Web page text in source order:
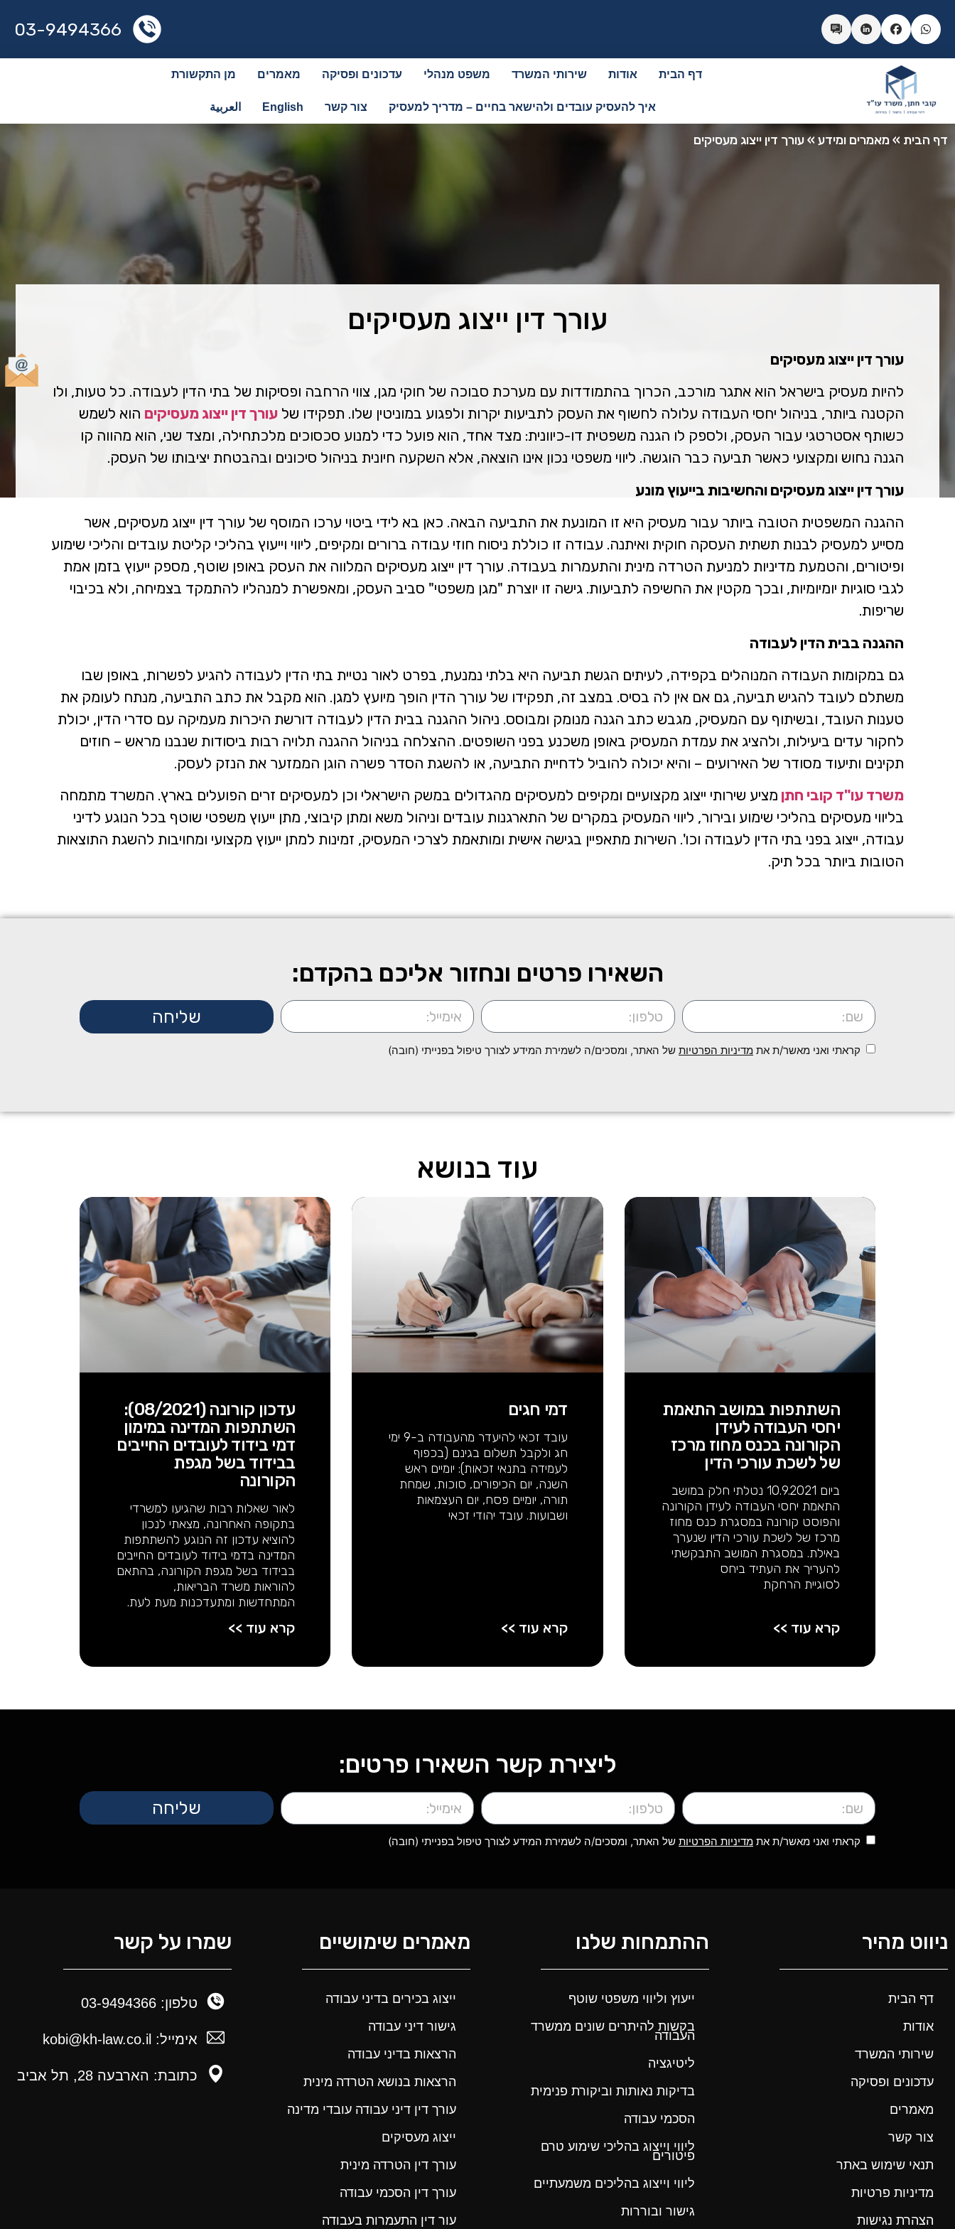
03-9494366
דף הבית אודות שירותי המשרד משפט מנהלי עדכונים ופסיקה מאמרים מן התקשורת
איך להעסיק עובדים ולהישאר בחיים – מדריך למעסיק צור קשר English العربية
דף הבית »מאמרים ומידע »עורך דין ייצוג מעסיקים
עורך דין ייצוג מעסיקים
עורך דין ייצוג מעסיקים
להיות מעסיק בישראל הוא אתגר מורכב, הכרוך בהתמודדות עם מערכת סבוכה של חוקי מגן, צווי הרחבה ופסיקות של בתי הדין לעבודה. כל טעות, ולו
הקטנה ביותר, בניהול יחסי העבודה עלולה לחשוף את העסק לתביעות יקרות ולפגוע במוניטין שלו. תפקידו של עורך דין ייצוג מעסיקים הוא לשמש
כשותף אסטרטגי עבור העסק, ולספק לו הגנה משפטית דו-כיוונית: מצד אחד, הוא פועל כדי למנוע סכסוכים מלכתחילה, ומצד שני, הוא מהווה קו
הגנה נחוש ומקצועי כאשר תביעה כבר הוגשה. ליווי משפטי נכון אינו הוצאה, אלא השקעה חיונית בניהול סיכונים ובהבטחת יציבותו של העסק.
עורך דין ייצוג מעסיקים והחשיבות בייעוץ מונע
ההגנה המשפטית הטובה ביותר עבור מעסיק היא זו המונעת את התביעה הבאה. כאן בא לידי ביטוי ערכו המוסף של עורך דין ייצוג מעסיקים, אשר
מסייע למעסיק לבנות תשתית העסקה חוקית ואיתנה. עבודה זו כוללת ניסוח חוזי עבודה ברורים ומקיפים, ליווי וייעוץ בהליכי קליטת עובדים והליכי שימוע
ופיטורים, והטמעת מדיניות למניעת הטרדה מינית והתעמרות בעבודה. עורך דין ייצוג מעסיקים המלווה את העסק באופן שוטף, מספק ייעוץ בזמן אמת
לגבי סוגיות יומיומיות, ובכך מקטין את החשיפה לתביעות. גישה זו יוצרת "מגן משפטי" סביב העסק, ומאפשרת למנהליו להתמקד בצמיחה, ולא בכיבוי
שריפות.
ההגנה בבית הדין לעבודה
גם במקומות העבודה המנוהלים בקפידה, לעיתים הגשת תביעה היא בלתי נמנעת, בפרט לאור נטיית בתי הדין לעבודה להגיע לפשרות, באופן שבו
משתלם לעובד להגיש תביעה, גם אם אין לה בסיס. במצב זה, תפקידו של עורך הדין הופך מיועץ למגן. הוא מקבל את כתב התביעה, מנתח לעומק את
טענות העובד, ובשיתוף עם המעסיק, מגבש כתב הגנה מנומק ומבוסס. ניהול ההגנה בבית הדין לעבודה דורשת היכרות מעמיקה עם סדרי הדין, יכולת
לחקור עדים ביעילות, ולהציג את עמדת המעסיק באופן משכנע בפני השופטים. ההצלחה בניהול ההגנה תלויה רבות ביסודות שנבנו מראש – חוזים
תקינים ותיעוד מסודר של האירועים – והיא יכולה להוביל לדחיית התביעה, או להשגת הסדר פשרה הוגן הממזער את הנזק לעסק.
משרד עו"ד קובי חתן מציע שירותי ייצוג מקצועיים ומקיפים למעסיקים מהגדולים במשק הישראלי וכן למעסיקים זרים הפועלים בארץ. המשרד מתמחה
בליווי מעסיקים בהליכי שימוע ובירור, ליווי המעסיק במקרים של התארגנות עובדים וניהול משא ומתן קיבוצי, מתן ייעוץ משפטי שוטף בכל הנוגע לדיני
עבודה, ייצוג בפני בתי הדין לעבודה וכו'. השירות מתאפיין בגישה אישית ומותאמת לצרכי המעסיק, זמינות למתן ייעוץ מקצועי ומחויבות להשגת התוצאות
הטובות ביותר בכל תיק.
השאירו פרטים ונחזור אליכם בהקדם:
שליחה
קראתי ואני מאשר/ת את מדיניות הפרטיות של האתר, ומסכים/ה לשמירת המידע לצורך טיפול בפנייתי (חובה)
עוד בנושא
השתתפות במושב התאמת
יחסי העבודה לעידן
הקורונה בכנס מחוז מרכז
של לשכת עורכי הדין
ביום 10.9.2021 נטלתי חלק במושב
התאמת יחסי העבודה לעידן הקורונה
והפוסט קורונה במסגרת כנס מחוז
מרכז של לשכת עורכי הדין שנערך
באילת. במסגרת המושב התבקשתי
להעריך את העתיד ביחס
לסוגיית הרחקת
קרא עוד >>
דמי חגים
עובד זכאי להיעדר מהעבודה ב-9 ימי
חג ולקבל תשלום בגינם (בכפוף
לעמידה בתנאי זכאות): יומיים ראש
השנה, יום הכיפורים, סוכות, שמחת
תורה, יומיים פסח, יום העצמאות
ושבועות. עובד יהודי זכאי
קרא עוד >>
עדכון קורונה (08/2021):
השתתפות המדינה במימון
דמי בידוד לעובדים החייבים
בבידוד בשל מגפת
הקורונה
לאור שאלות רבות שהגיעו למשרדי
בתקופה האחרונה, מצאתי לנכון
להוציא עדכון זה הנוגע להשתתפות
המדינה בדמי בידוד לעובדים החייבים
בבידוד בשל מגפת הקורונה, בהתאם
להוראות משרד הבריאות,
המתחדשות ומתעדכנות מעת לעת.
קרא עוד >>
ליצירת קשר השאירו פרטים:
שליחה
קראתי ואני מאשר/ת את מדיניות הפרטיות של האתר, ומסכים/ה לשמירת המידע לצורך טיפול בפנייתי (חובה)
ניווט מהיר
דף הבית
אודות
שירותי המשרד
עדכונים ופסיקה
מאמרים
צור קשר
תנאי שימוש באתר
מדיניות פרטיות
הצהרת נגישות
ההתמחות שלנו
ייעוץ וליווי משפטי שוטף
בקשות להיתרים שונים ממשרד
העבודה
ליטיגציה
בדיקות נאותות וביקורת פנימית
הסכמי עבודה
ליווי וייצוג בהליכי שימוע טרם
פיטורים
ליווי וייצוג בהליכים משמעתיים
גישור ובוררות
מאמרים שימושיים
ייצוג בכירים בדיני עבודה
גישור דיני עבודה
הרצאות בדיני עבודה
הרצאות בנושא הטרדה מינית
עורך דין דיני עבודה עובדי מדינה
ייצוג מעסיקים
עורך דין הטרדה מינית
עורך דין הסכמי עבודה
עור דין התעמרות בעבודה
שמרו על קשר
טלפון: 03-9494366
אימייל: kobi@kh-law.co.il
כתובת: הארבעה 28, תל אביב